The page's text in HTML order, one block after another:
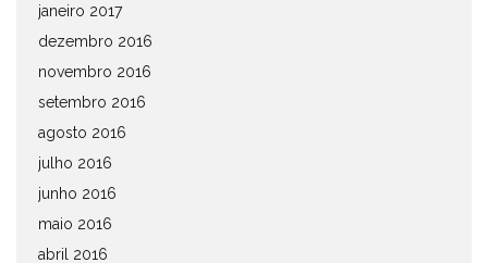
janeiro 2017
dezembro 2016
novembro 2016
setembro 2016
agosto 2016
julho 2016
junho 2016
maio 2016
abril 2016